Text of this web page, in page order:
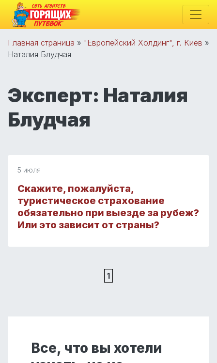
Главная страница » "Европейский Холдинг", г. Киев »
Наталия Блудчая
Эксперт: Наталия
Блудчая
5 июля
Скажите, пожалуйста,
туристическое страхование
обязательно при выезде за рубеж?
Или это зависит от страны?
1
Все, что вы хотели